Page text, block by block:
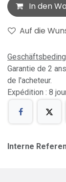
In den
Auf die
Garantie de 2
de l'acheteur.
Expédition : 8
Interne